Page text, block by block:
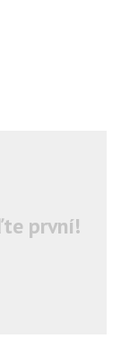
první!